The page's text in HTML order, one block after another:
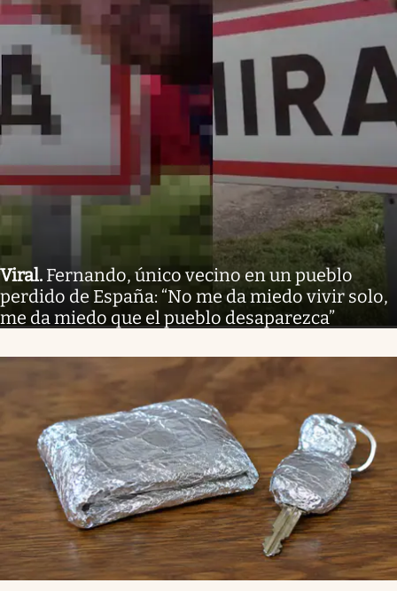
Viral. Fernando, único vecino en un pueblo
perdido de España: “No me da miedo vivir solo,
me da miedo que el pueblo desaparezca”